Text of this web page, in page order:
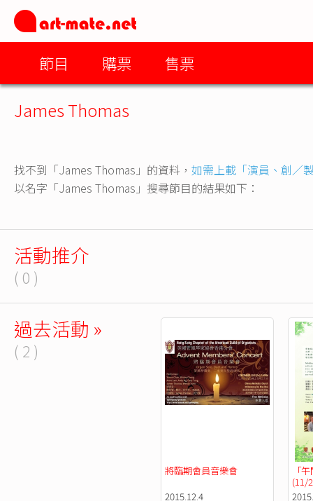
節目 購票 售票
James Thomas
找不到「James Thomas」的資料， 如需上載「演員、創／
以名字「James Thomas」搜尋節目的結果如下：
活動推介
( 0 )
過去活動 »
( 2 )
將臨期會員音樂會
2015.12.4
「
(11/